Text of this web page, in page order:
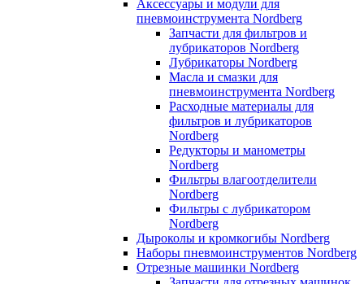
Аксессуары и модули для
пневмоинструмента Nordberg
Запчасти для фильтров и
лубрикаторов Nordberg
Лубрикаторы Nordberg
Масла и смазки для
пневмоинструмента Nordberg
Расходные материалы для
фильтров и лубрикаторов
Nordberg
Редукторы и манометры
Nordberg
Фильтры влагоотделители
Nordberg
Фильтры с лубрикатором
Nordberg
Дыроколы и кромкогибы Nordberg
Наборы пневмоинструментов Nordberg
Отрезные машинки Nordberg